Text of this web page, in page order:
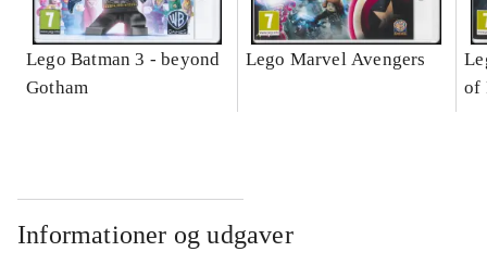
Lego Batman 3 - beyond
Gotham
Lego Marvel Avengers
of
Informationer og udgaver